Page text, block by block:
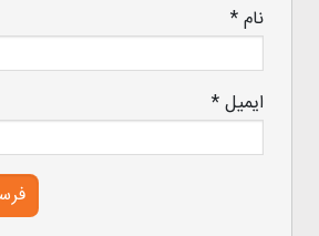
نام*
ایمیل*